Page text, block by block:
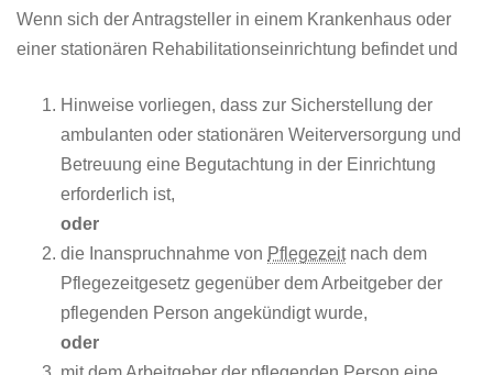
Wenn sich der Antragsteller in einem Krankenhaus oder
einer stationären Rehabilitationseinrichtung befindet und
Hinweise vorliegen, dass zur Sicherstellung der
ambulanten oder stationären Weiterversorgung und
Betreuung eine Begutachtung in der Einrichtung
erforderlich ist,
oder
die Inanspruchnahme von Pflegezeitnach dem
Pflegezeitgesetz gegenüber dem Arbeitgeber der
pflegenden Person angekündigt wurde,
oder